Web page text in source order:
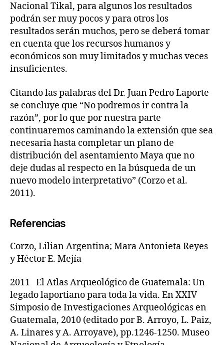
Nacional Tikal, para algunos los resultados
podrán ser muy pocos y para otros los
resultados serán muchos, pero se deberá tomar
en cuenta que los recursos humanos y
económicos son muy limitados y muchas veces
insuficientes.
Citando las palabras del Dr. Juan Pedro Laporte
se concluye que “No podremos ir contra la
razón”, por lo que por nuestra parte
continuaremos caminando la extensión que sea
necesaria hasta completar un plano de
distribución del asentamiento Maya que no
deje dudas al respecto en la búsqueda de un
nuevo modelo interpretativo” (Corzo et al.
2011).
Referencias
Corzo, Lilian Argentina; Mara Antonieta Reyes
y Héctor E. Mejía
2011 El Atlas Arqueológico de Guatemala: Un
legado laportiano para toda la vida. En XXIV
Simposio de Investigaciones Arqueológicas en
Guatemala, 2010 (editado por B. Arroyo, L. Paiz,
A. Linares y A. Arroyave), pp.1246-1250. Museo